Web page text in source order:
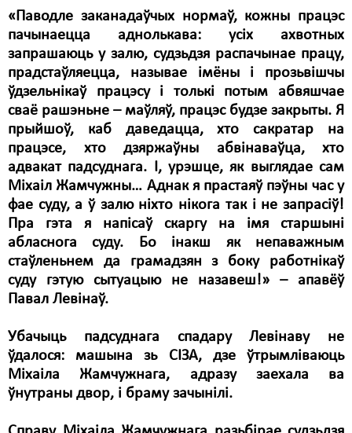
«Паводле заканадаўчых нормаў, кожны працэс
пачынаецца аднолькава: усіх ахвотных
запрашаюць у залю, судзьдзя распачынае працу,
прадстаўляецца, называе імёны і прозьвішчы
ўдзельнікаў працэсу і толькі потым абвяшчае
сваё рашэньне – маўляў, працэс будзе закрыты. Я
прыйшоў, каб даведацца, хто сакратар на
працэсе, хто дзяржаўны абвінаваўца, хто
адвакат падсуднага. І, урэшце, як выглядае сам
Міхаіл Жамчужны… Аднак я прастаяў пэўны час у
фае суду, а ў залю ніхто нікога так і не запрасіў!
Пра гэта я напісаў скаргу на імя старшыні
абласнога суду. Бо інакш як непаважным
стаўленьнем да грамадзян з боку работнікаў
суду гэтую сытуацыю не назавеш!» – апавёў
Павал Левінаў.
Убачыць падсуднага спадару Левінаву не
ўдалося: машына зь СІЗА, дзе ўтрымліваюць
Міхаіла Жамчужнага, адразу заехала ва
ўнутраны двор, і браму зачынілі.